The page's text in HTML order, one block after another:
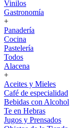
Vinilos
Gastronomía
+
Panadería
Cocina
Pastelería
Todos
Alacena
+
Aceites y Mieles
Café de especialidad
Bebidas con Alcohol
Te en Hebras
Jugos y Prensados